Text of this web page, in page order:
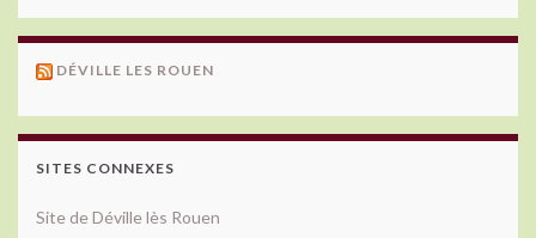
DÉVILLE LES ROUEN
SITES CONNEXES
Site de Déville lès Rouen